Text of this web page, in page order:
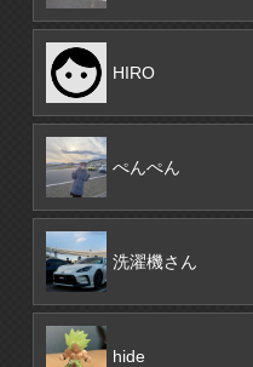
HIRO
ぺんぺん
洗濯機さん
hide